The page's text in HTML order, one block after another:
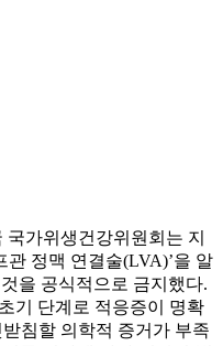
가위생건강위원회는 지
관 정맥 연결술(LVA)’을 알
을 공식적으로 금지했다.
기 단계로 적응증이 명확
침할 의학적 증거가 부족